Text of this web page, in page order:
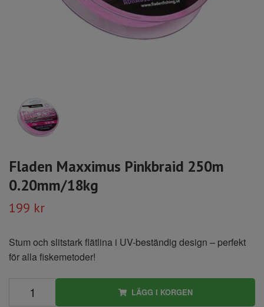
Fladen Maxximus Pinkbraid 250m
0.20mm/18kg
199 kr
Stum och slitstark flätlina i UV-beständig design – perfekt
för alla fiskemetoder!
LÄGG I KORGEN